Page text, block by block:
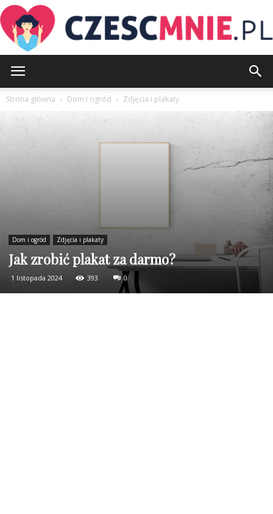
Strona główna Dom i ogród Zdjęcia i plakaty
Dom i ogród Zdjęcia i plakaty
Jak zrobić plakat za darmo?
1 listopada 2024 393 0